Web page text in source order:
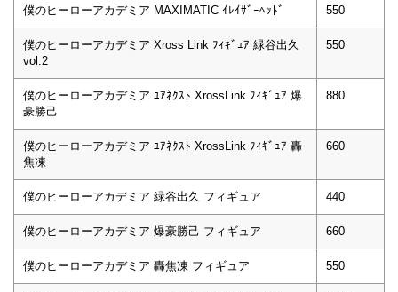
僕のヒーローアカデミア MAXIMATIC ｲﾚｲｻﾞｰﾍｯﾄﾞ 550
僕のヒーローアカデミア Xross Link ﾌｨｷﾞｭｱ 緑谷出久
vol.2
550
僕のヒーローアカデミア ﾕｱﾈｸｽﾄ XrossLink ﾌｨｷﾞｭｱ 爆
豪勝己
880
僕のヒーローアカデミア ﾕｱﾈｸｽﾄ XrossLink ﾌｨｷﾞｭｱ 轟
焦凍
660
僕のヒーローアカデミア 緑谷出久 フィギュア 440
僕のヒーローアカデミア 爆豪勝己 フィギュア 660
僕のヒーローアカデミア 轟焦凍 フィギュア 550